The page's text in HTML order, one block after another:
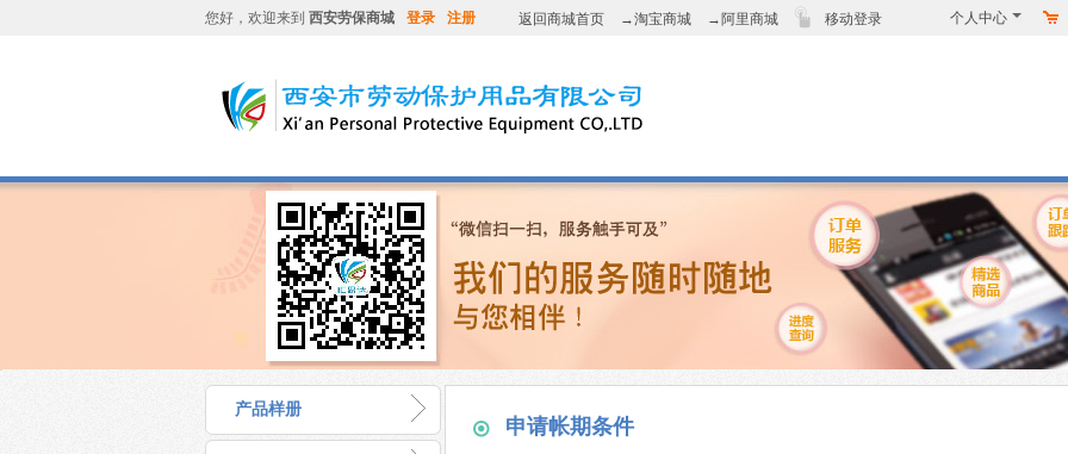
您好，欢迎来到 西安劳保商城 登录 注册 个人中心
移动登录
返回商城首页 →淘宝商城 →阿里商城
产品样册
申请帐期条件